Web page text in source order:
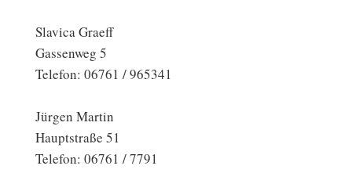
Slavica Graeff
Gassenweg 5
Telefon: 06761 / 965341
Jürgen Martin
Hauptstraße 51
Telefon: 06761 / 7791